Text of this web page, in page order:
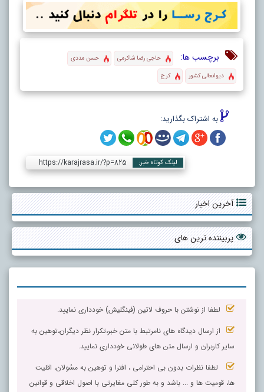
برچسب ها: حاجی رضا شاکرمی
حسن مددی
دیوانعالی کشور
کرج
به اشتراک بگذارید:
لینک کوتاه خبر: https://karajrasa.ir/?p=825
آخرین اخبار
پربیننده ترین های
لطفا از نوشتن با حروف لاتین (فینگلیش) خودداری نمایید.
از ارسال دیدگاه های نامرتبط با متن خبر،تکرار نظر دیگران،توهین به
سایر کاربران و ارسال متن های طولانی خودداری نمایید.
لطفا نظرات بدون بی احترامی ، افترا و توهین به مسٔولان، اقلیت
ها، قومیت ها و ... باشد و به طور کلی مغایرتی با اصول اخلاقی و قوانین